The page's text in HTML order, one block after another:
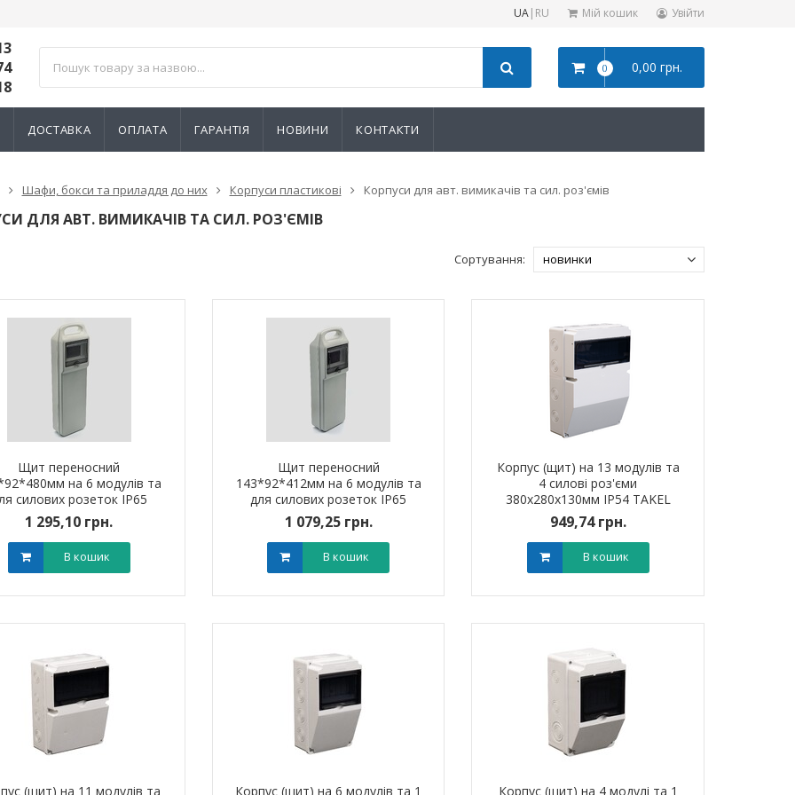
UA| RU Мій кошик Увійти
0 0,00 грн.
ДОСТАВКА ОПЛАТА ГАРАНТІЯ НОВИНИ КОНТАКТИ
NIK 2300
грн. 3 799,00 грн.
Шафи, бокси та приладдя до них Корпуси пластикові Корпуси для авт. вимикачів та сил. роз'ємів
ДЛЯ АВТ. ВИМИКАЧІВ ТА СИЛ. РОЗ'ЄМІВ
Сортування:
Щит переносний
на 6 модулів та
силових розеток IP65
1 295,10 грн.
В кошик
Щит переносний
143*92*412мм на 6 модулів та
для силових розеток IP65
1 079,25 грн.
В кошик
Корпус (щит) на 13 модулів та
4 силові роз'єми
380x280x130мм IP54 TAKEL
949,74 грн.
В кошик
(щит) на 11 модулів та
Корпус (щит) на 6 модулів та 1
Корпус (щит) на 4 модулі та 1